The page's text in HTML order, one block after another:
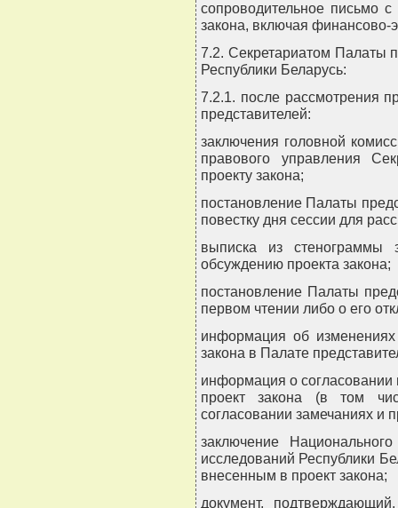
сопроводительное письмо
закона, включая финансово-
7.2. Секретариатом Палаты
Республики Беларусь:
7.2.1. после рассмотрения
представителей:
заключения головной
правового управления
проекту закона;
постановление Палаты
повестку дня сессии для
выписка из стенограммы
обсуждению проекта закона;
постановление Палаты
первом чтении либо о его
информация об
закона в Палате
информация о
проект закона (в том
согласовании замечаниях и
заключение
исследований Республики
внесенным в проект закона;
документ,